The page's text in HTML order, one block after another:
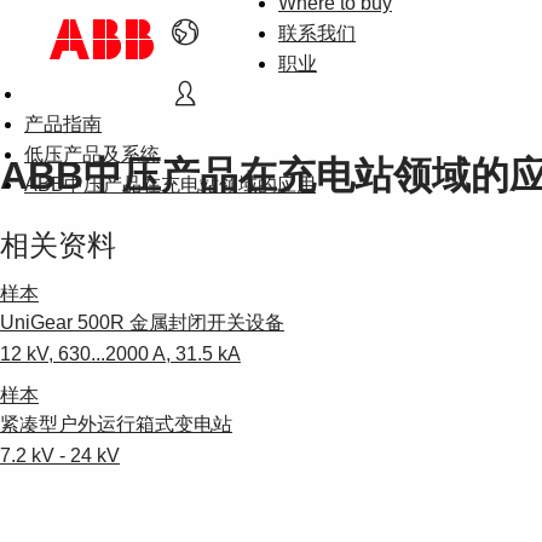
联系我们
职业
产品指南
低压产品及系统
ABB中压产品在充电站领域的应用
ABB中压产品在充电站领域的
相关资料
样本
UniGear 500R 金属封闭开关设备
12 kV, 630...2000 A, 31.5 kA
样本
紧凑型户外运行箱式变电站
7.2 kV - 24 kV